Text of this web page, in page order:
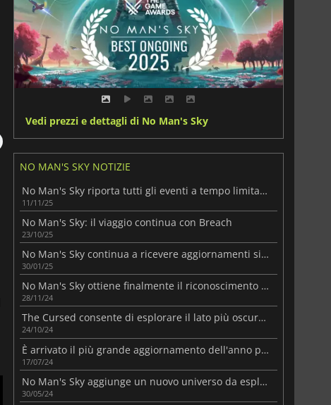
Vedi prezzi e dettagli di No Man's Sky
NO MAN'S SKY NOTIZIE
No Man's Sky riporta tutti gli eventi a tempo limitato del passato
11/11/25
No Man's Sky: il viaggio continua con Breach
23/10/25
No Man's Sky continua a ricevere aggiornamenti significativi dei contenuti
30/01/25
No Man's Sky ottiene finalmente il riconoscimento che merita
28/11/24
The Cursed consente di esplorare il lato più oscuro di No Man's Sky
24/10/24
È arrivato il più grande aggiornamento dell'anno per No Man's Sky
17/07/24
No Man's Sky aggiunge un nuovo universo da esplorare
30/05/24